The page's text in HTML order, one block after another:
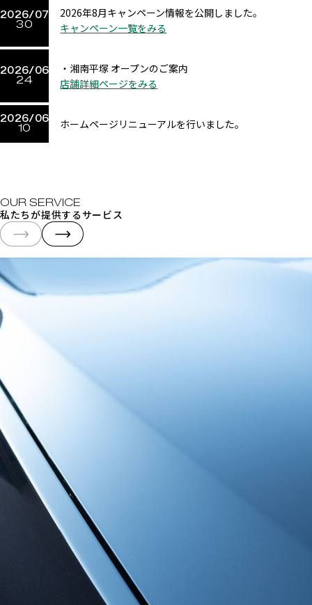
2026/07
30
2026年8月キャンペーン情報を公開しました。
キャンペーン一覧をみる
2026/06
24
・湘南平塚 オープンのご案内
店舗詳細ページをみる
2026/06
10
ホームページリニューアルを行いました。
私たちが提供するサービス